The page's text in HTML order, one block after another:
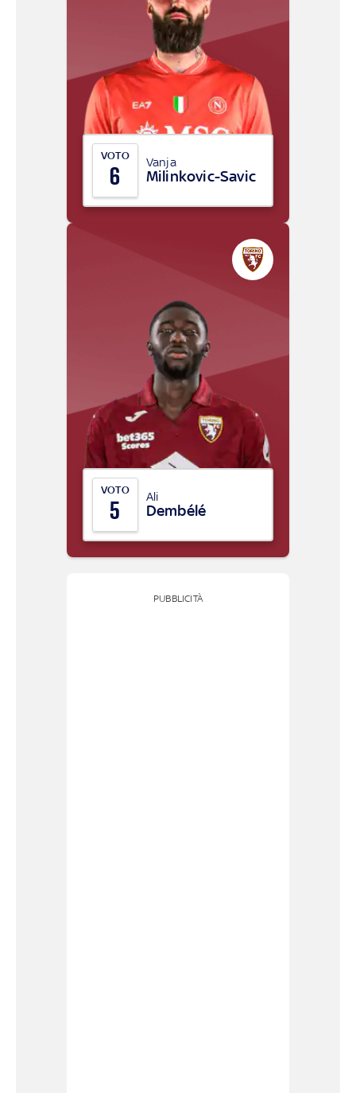
VOTO
6 Vanja
Milinkovic-Savic
VOTO
5 Ali
Dembélé
PUBBLICITÀ